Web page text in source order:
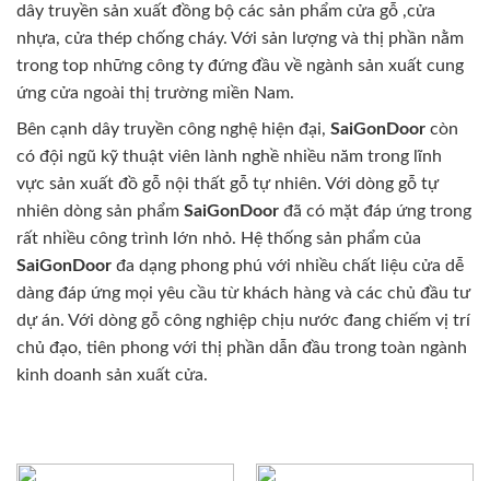
dây truyền sản xuất đồng bộ các sản phẩm cửa gỗ ,cửa
nhựa, cửa thép chống cháy. Với sản lượng và thị phần nằm
trong top những công ty đứng đầu về ngành sản xuất cung
ứng cửa ngoài thị trường miền Nam.
Bên cạnh dây truyền công nghệ hiện đại, SaiGonDoor còn
có đội ngũ kỹ thuật viên lành nghề nhiều năm trong lĩnh
vực sản xuất đồ gỗ nội thất gỗ tự nhiên. Với dòng gỗ tự
nhiên dòng sản phẩm SaiGonDoor đã có mặt đáp ứng trong
rất nhiều công trình lớn nhỏ. Hệ thống sản phẩm của
SaiGonDoor đa dạng phong phú với nhiều chất liệu cửa dễ
dàng đáp ứng mọi yêu cầu từ khách hàng và các chủ đầu tư
dự án. Với dòng gỗ công nghiệp chịu nước đang chiếm vị trí
chủ đạo, tiên phong với thị phần dẫn đầu trong toàn ngành
kinh doanh sản xuất cửa.